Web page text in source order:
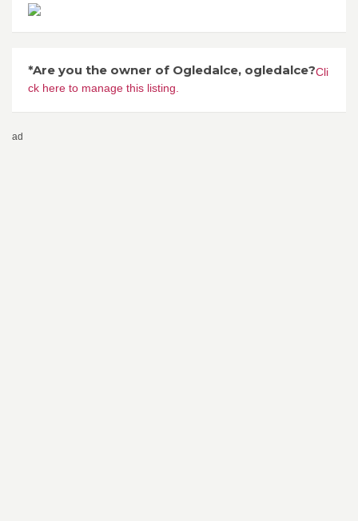
*Are you the owner of Ogledalce, ogledalce?Cli
ck here to manage this listing.
ad